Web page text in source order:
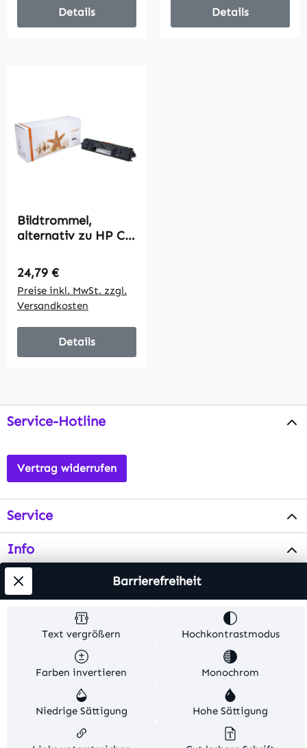
Details Details
Bildtrommel,
alternativ zu HP CE
Regulärer Preis:
24,79 €
Preise inkl. MwSt. zzgl.
Versandkosten
Details
Service-Hotline
Vertrag widerrufen
Service
Info
Testsieger
Alle Preise inkl. gesetzl. Mehrwertsteuer zzgl.
Versandkosten
. Alle Artikelangaben sind
Herstellerangaben und ohne Gewähr.
© 2026 MKV24 – Alle Rechte vorbehalten. Theme by
TC-Innovations
Text vergrößern Hochkontrastmodus
Farben invertieren Monochrom
Niedrige Sättigung Hohe Sättigung
Barrierefreiheit